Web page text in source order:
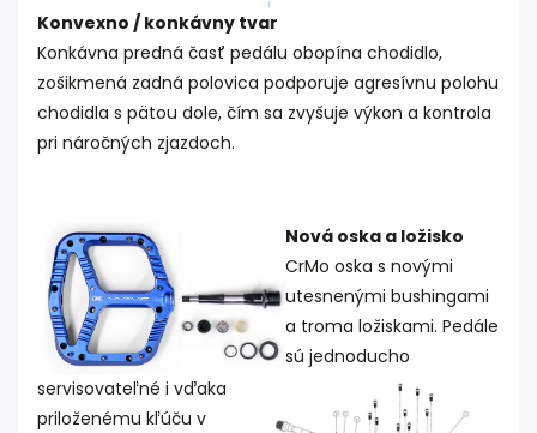
Konvexno / konkávny tvar
Konkávna predná časť pedálu obopína chodidlo,
zošikmená zadná polovica podporuje agresívnu polohu
chodidla s pätou dole, čím sa zvyšuje výkon a kontrola
pri náročných zjazdoch.
Nová oska a ložisko
CrMo oska s novými
utesnenými bushingami
a troma ložiskami. Pedále
sú jednoducho
servisovateľné i vďaka
priloženému kľúču v